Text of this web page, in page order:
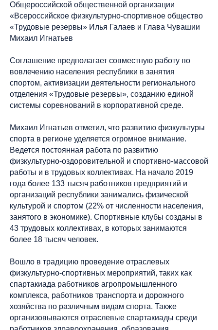
Общероссийской общественной организации
«Всероссийское физкультурно-спортивное общество
«Трудовые резервы» Илья Галаев и Глава Чувашии
Михаил Игнатьев
Соглашение предполагает совместную работу по
вовлечению населения республики в занятия
спортом, активизации деятельности регионального
отделения «Трудовые резервы», созданию единой
системы соревнований в корпоративной среде.
Михаил Игнатьев отметил, что развитию физкультуры
спорта в регионе уделяется огромное внимание.
Ведется постоянная работа по развитию
физкультурно-оздоровительной и спортивно-массовой
работы и в трудовых коллективах. На начало 2019
года более 133 тысяч работников предприятий и
организаций республики занимались физической
культурой и спортом (22% от численности населения,
занятого в экономике). Спортивные клубы созданы в
43 трудовых коллективах, в которых занимаются
более 18 тысяч человек.
Вошло в традицию проведение отраслевых
физкультурно-спортивных мероприятий, таких как
спартакиада работников агропромышленного
комплекса, работников транспорта и дорожного
хозяйства по различным видам спорта. Также
организовываются отраслевые спартакиады среди